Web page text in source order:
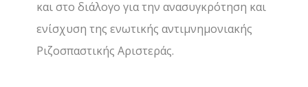
και στο διάλογο για την ανασυγκρότηση και
ενίσχυση της ενωτικής αντιμνημονιακής
Ριζοσπαστικής Αριστεράς.